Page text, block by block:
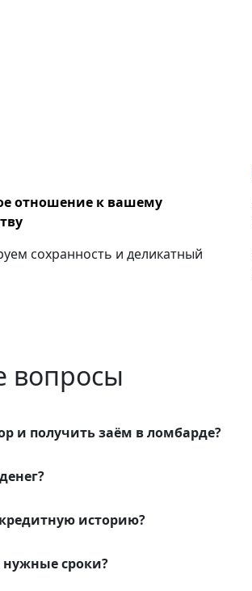
отношение к вашему
сохранность и деликатный
вопросы
и получить заём в ломбарде?
историю?
нужные сроки?